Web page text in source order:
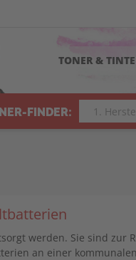
TONER & TINTE
FINDER:
werden. Sie sind zur
an einer